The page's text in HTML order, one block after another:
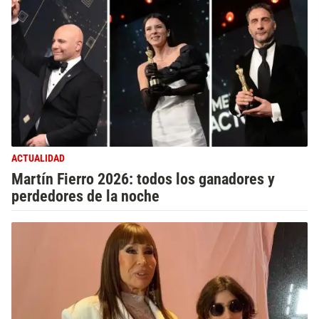
ACTUALIDAD
Martín Fierro 2026: todos los ganadores y
perdedores de la noche